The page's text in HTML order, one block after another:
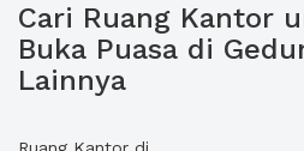
Cari Ruang Kantor
Buka Puasa di
Lainnya